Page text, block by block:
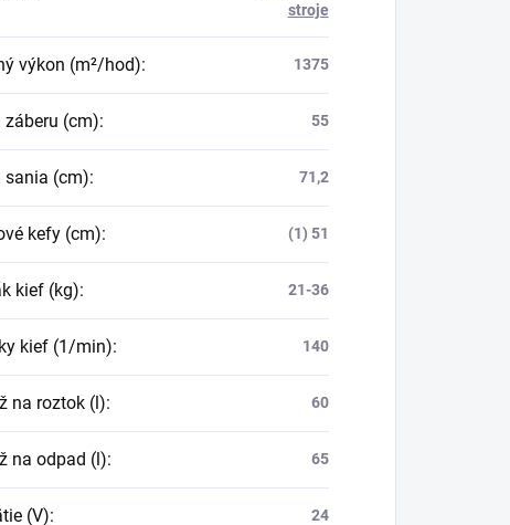
stroje
výkon (m²/hod): 1375
záberu (cm): 55
sania (cm): 71,2
kefy (cm): (1) 51
kief (kg): 21-36
kief (1/min): 140
na roztok (l): 60
na odpad (l): 65
(V): 24